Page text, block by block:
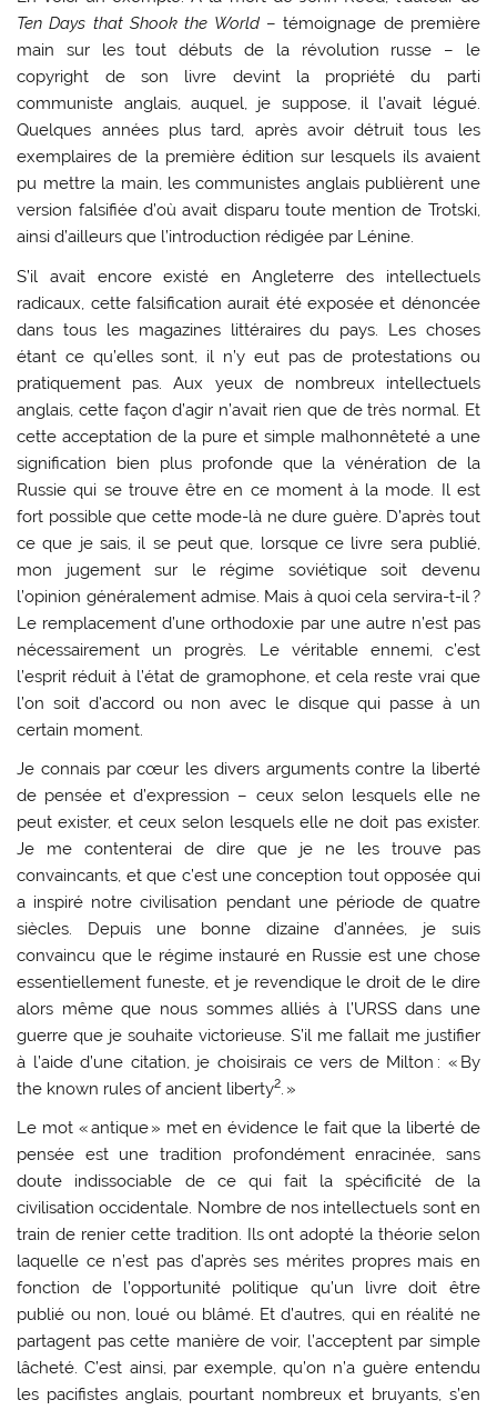
Ten Days that Shook the World– témoignage de première
main sur les tout débuts de la révolution russe – le
copyright de son livre devint la propriété du parti
communiste anglais, auquel, je suppose, il l’avait légué.
Quelques années plus tard, après avoir détruit tous les
exemplaires de la première édition sur lesquels ils avaient
pu mettre la main, les communistes anglais publièrent une
version falsifiée d’où avait disparu toute mention de Trotski,
ainsi d’ailleurs que l’introduction rédigée par Lénine.
S’il avait encore existé en Angleterre des intellectuels
radicaux, cette falsification aurait été exposée et dénoncée
dans tous les magazines littéraires du pays. Les choses
étant ce qu’elles sont, il n’y eut pas de protestations ou
pratiquement pas. Aux yeux de nombreux intellectuels
anglais, cette façon d’agir n’avait rien que de très normal. Et
cette acceptation de la pure et simple malhonnêteté a une
signification bien plus profonde que la vénération de la
Russie qui se trouve être en ce moment à la mode. Il est
fort possible que cette mode-là ne dure guère. D’après tout
ce que je sais, il se peut que, lorsque ce livre sera publié,
mon jugement sur le régime soviétique soit devenu
l’opinion généralement admise. Mais à quoi cela servira-t-il ?
Le remplacement d’une orthodoxie par une autre n’est pas
nécessairement un progrès. Le véritable ennemi, c’est
l’esprit réduit à l’état de gramophone, et cela reste vrai que
l’on soit d’accord ou non avec le disque qui passe à un
certain moment.
Je connais par cœur les divers arguments contre la liberté
de pensée et d’expression – ceux selon lesquels elle ne
peut exister, et ceux selon lesquels elle ne doit pas exister.
Je me contenterai de dire que je ne les trouve pas
convaincants, et que c’est une conception tout opposée qui
a inspiré notre civilisation pendant une période de quatre
siècles. Depuis une bonne dizaine d’années, je suis
convaincu que le régime instauré en Russie est une chose
essentiellement funeste, et je revendique le droit de le dire
alors même que nous sommes alliés à l’URSS dans une
guerre que je souhaite victorieuse. S’il me fallait me justifier
à l’aide d’une citation, je choisirais ce vers de Milton : « By
the known rules of ancient liberty2. »
Le mot « antique » met en évidence le fait que la liberté de
pensée est une tradition profondément enracinée, sans
doute indissociable de ce qui fait la spécificité de la
civilisation occidentale. Nombre de nos intellectuels sont en
train de renier cette tradition. Ils ont adopté la théorie selon
laquelle ce n’est pas d’après ses mérites propres mais en
fonction de l’opportunité politique qu’un livre doit être
publié ou non, loué ou blâmé. Et d’autres, qui en réalité ne
partagent pas cette manière de voir, l’acceptent par simple
lâcheté. C’est ainsi, par exemple, qu’on n’a guère entendu
les pacifistes anglais, pourtant nombreux et bruyants, s’en